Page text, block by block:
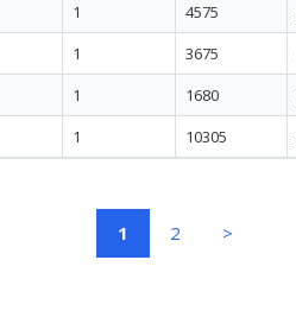
1 4575
1 3675
1 1680
1 10305
1 (current)
2 >